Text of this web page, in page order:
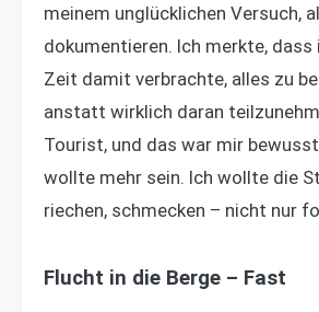
meinem unglücklichen Versuch,
dokumentieren. Ich merkte,
Zeit damit verbrachte, alles zu
anstatt wirklich daran
Tourist, und das war mir
wollte mehr sein. Ich wollte die
riechen, schmecken – nicht nur
Flucht in die Berge – Fast